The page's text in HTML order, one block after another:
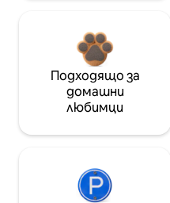
Подходящо за
домашни
любимци